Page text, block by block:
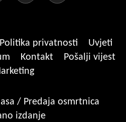
Politika privatnosti
Uvjeti
Kontakt
Pošalji vijest
/ Predaja osmrtnica
izdanje